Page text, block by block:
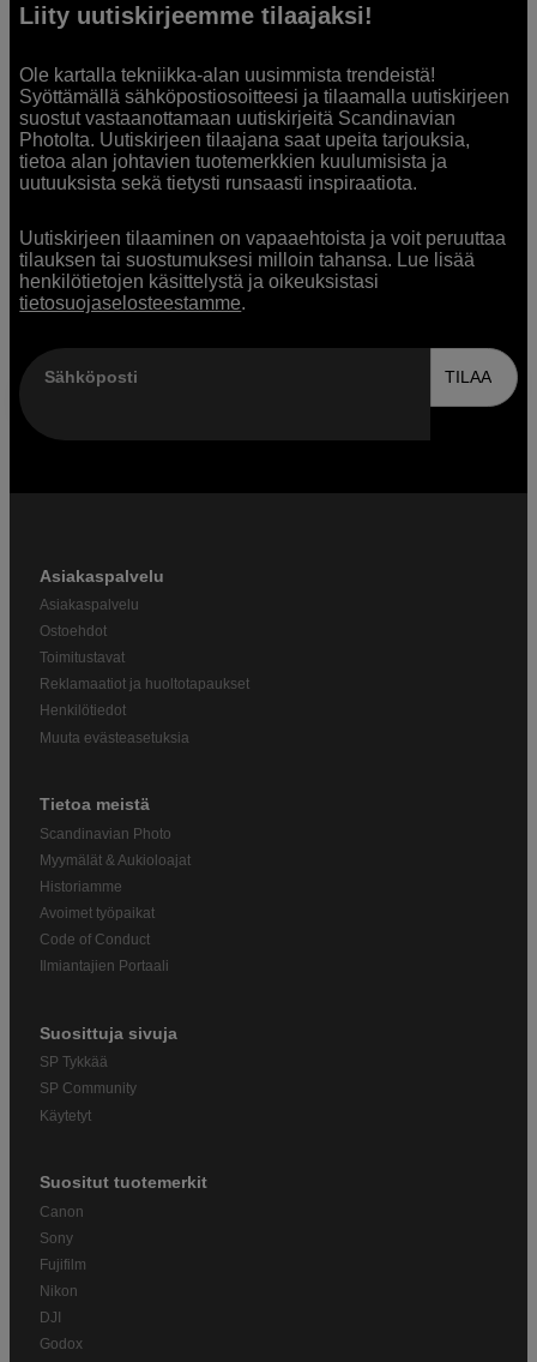
Liity uutiskirjeemme tilaajaksi!
Ole kartalla tekniikka-alan uusimmista trendeistä!
Syöttämällä sähköpostiosoitteesi ja tilaamalla uutiskirjeen
suostut vastaanottamaan uutiskirjeitä Scandinavian
Photolta. Uutiskirjeen tilaajana saat upeita tarjouksia,
tietoa alan johtavien tuotemerkkien kuulumisista ja
uutuuksista sekä tietysti runsaasti inspiraatiota.
Uutiskirjeen tilaaminen on vapaaehtoista ja voit peruuttaa
tilauksen tai suostumuksesi milloin tahansa. Lue lisää
henkilötietojen käsittelystä ja oikeuksistasi
tietosuojaselosteestamme.
Sähköposti TILAA
Asiakaspalvelu
Asiakaspalvelu
Ostoehdot
Toimitustavat
Reklamaatiot ja huoltotapaukset
Henkilötiedot
Muuta evästeasetuksia
Tietoa meistä
Scandinavian Photo
Myymälät & Aukioloajat
Historiamme
Avoimet työpaikat
Code of Conduct
Ilmiantajien Portaali
Suosittuja sivuja
SP Tykkää
SP Community
Käytetyt
Suositut tuotemerkit
Canon
Sony
Fujifilm
Nikon
DJI
Godox